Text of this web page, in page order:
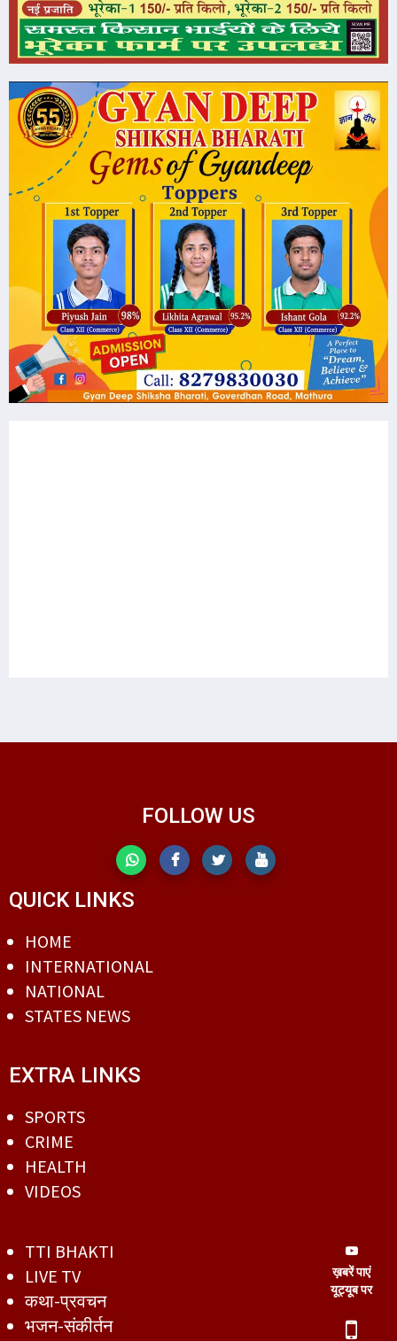
ख़बरें पाएं
यूट्यूब पर
FOLLOW US
QUICK LINKS
HOME
INTERNATIONAL
NATIONAL
STATES NEWS
EXTRA LINKS
SPORTS
CRIME
HEALTH
VIDEOS
TTI BHAKTI
LIVE TV
कथा-प्रवचन
भजन-संकीर्तन